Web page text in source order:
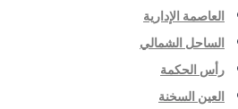
العاصمة الإدارية
الساحل الشمالي
رأس الحكمة
العين السخنة